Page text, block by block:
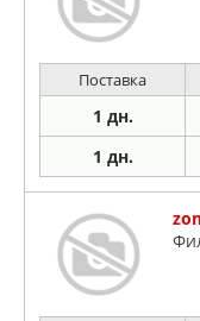
Поставка
1 дн.
1 дн.